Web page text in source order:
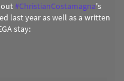
#ChristianCostamagna's
last year as well as a written
stay: